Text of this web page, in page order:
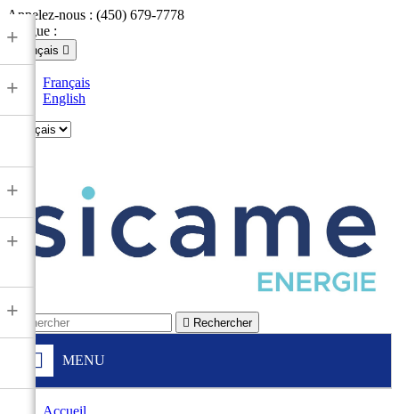
Appelez-nous : (450) 679-7778
Langue :
Français 
Français
English
 Rechercher
MENU
+
+
+
+
+
Accueil